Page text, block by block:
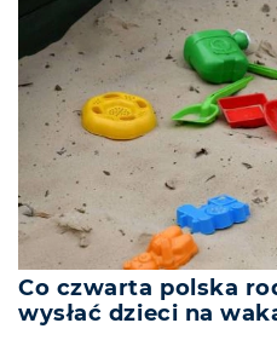
Co czwarta polska
wysłać dzieci na